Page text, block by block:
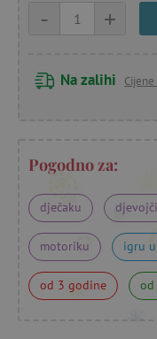
+
-
Na zalihi
Pogodno za:
dječaku
motoriku igru
od 3 godine od